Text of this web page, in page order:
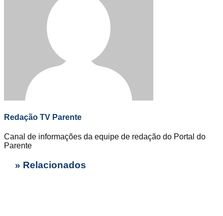
Redação TV Parente
Canal de informações da equipe de redação do Portal do
Parente
» Relacionados